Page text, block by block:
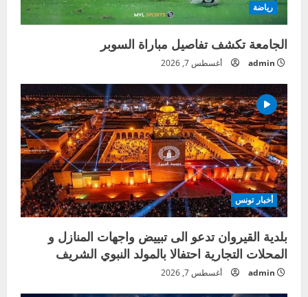
رياضة
الجامعة تكشف تفاصيل مباراة السوبر
admin أغسطس 7, 2026
أخبار تونس
بلدية القيروان تدعو الى تبييض واجهات المنازل و
المحلات التجارية احتفالا بالمولد النبوي الشريف
admin أغسطس 7, 2026